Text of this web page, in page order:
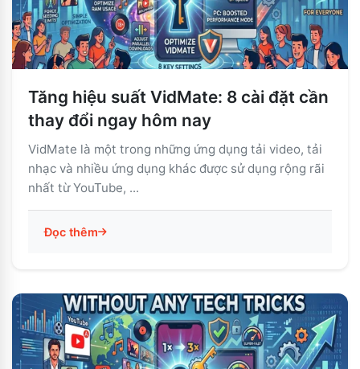
Tăng hiệu suất VidMate: 8 cài đặt cần
thay đổi ngay hôm nay
VidMate là một trong những ứng dụng tải video, tải
nhạc và nhiều ứng dụng khác được sử dụng rộng rãi
nhất từ ​​YouTube, ...
Đọc thêm